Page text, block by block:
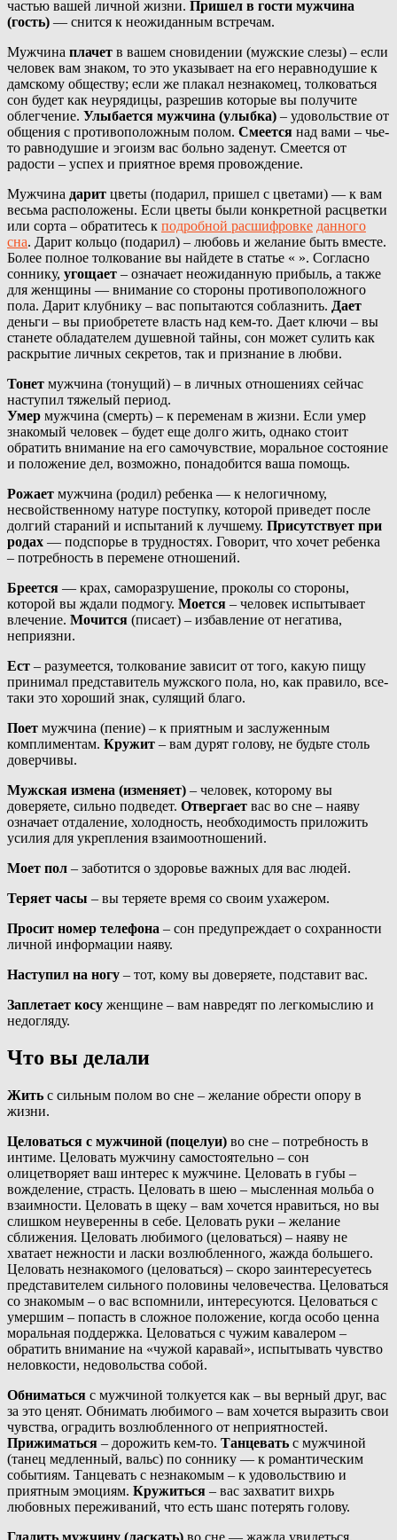
частью вашей личной жизни. Пришел в гости мужчина
(гость) — снится к неожиданным встречам.
Мужчина плачет в вашем сновидении (мужские слезы) – если
человек вам знаком, то это указывает на его неравнодушие к
дамскому обществу; если же плакал незнакомец, толковаться
сон будет как неурядицы, разрешив которые вы получите
облегчение. Улыбается мужчина (улыбка) – удовольствие от
общения с противоположным полом. Смеется над вами – чье-
то равнодушие и эгоизм вас больно заденут. Смеется от
радости – успех и приятное время провождение.
Мужчина дарит цветы (подарил, пришел с цветами) — к вам
весьма расположены. Если цветы были конкретной расцветки
или сорта – обратитесь к подробной расшифровке данного
сна. Дарит кольцо (подарил) – любовь и желание быть вместе.
Более полное толкование вы найдете в статье « ». Согласно
соннику, угощает – означает неожиданную прибыль, а также
для женщины — внимание со стороны противоположного
пола. Дарит клубнику – вас попытаются соблазнить. Дает
деньги – вы приобретете власть над кем-то. Дает ключи – вы
станете обладателем душевной тайны, сон может сулить как
раскрытие личных секретов, так и признание в любви.
Тонет мужчина (тонущий) – в личных отношениях сейчас
наступил тяжелый период.
Умер мужчина (смерть) – к переменам в жизни. Если умер
знакомый человек – будет еще долго жить, однако стоит
обратить внимание на его самочувствие, моральное состояние
и положение дел, возможно, понадобится ваша помощь.
Рожает мужчина (родил) ребенка — к нелогичному,
несвойственному натуре поступку, которой приведет после
долгий стараний и испытаний к лучшему. Присутствует при
родах — подспорье в трудностях. Говорит, что хочет ребенка
– потребность в перемене отношений.
Бреется — крах, саморазрушение, проколы со стороны,
которой вы ждали подмогу. Моется – человек испытывает
влечение. Мочится (писает) – избавление от негатива,
неприязни.
Ест – разумеется, толкование зависит от того, какую пищу
принимал представитель мужского пола, но, как правило, все-
таки это хороший знак, сулящий благо.
Поет мужчина (пение) – к приятным и заслуженным
комплиментам. Кружит – вам дурят голову, не будьте столь
доверчивы.
Мужская измена (изменяет) – человек, которому вы
доверяете, сильно подведет. Отвергает вас во сне – наяву
означает отдаление, холодность, необходимость приложить
усилия для укрепления взаимоотношений.
Моет пол – заботится о здоровье важных для вас людей.
Теряет часы – вы теряете время со своим ухажером.
Просит номер телефона – сон предупреждает о сохранности
личной информации наяву.
Наступил на ногу – тот, кому вы доверяете, подставит вас.
Заплетает косу женщине – вам навредят по легкомыслию и
недогляду.
Что вы делали
Жить с сильным полом во сне – желание обрести опору в
жизни.
Целоваться с мужчиной (поцелуи) во сне – потребность в
интиме. Целовать мужчину самостоятельно – сон
олицетворяет ваш интерес к мужчине. Целовать в губы –
вожделение, страсть. Целовать в шею – мысленная мольба о
взаимности. Целовать в щеку – вам хочется нравиться, но вы
слишком неуверенны в себе. Целовать руки – желание
сближения. Целовать любимого (целоваться) – наяву не
хватает нежности и ласки возлюбленного, жажда большего.
Целовать незнакомого (целоваться) – скоро заинтересуетесь
представителем сильного половины человечества. Целоваться
со знакомым – о вас вспомнили, интересуются. Целоваться с
умершим – попасть в сложное положение, когда особо ценна
моральная поддержка. Целоваться с чужим кавалером –
обратить внимание на «чужой каравай», испытывать чувство
неловкости, недовольства собой.
Обниматься с мужчиной толкуется как – вы верный друг, вас
за это ценят. Обнимать любимого – вам хочется выразить свои
чувства, оградить возлюбленного от неприятностей.
Прижиматься – дорожить кем-то. Танцевать с мужчиной
(танец медленный, вальс) по соннику — к романтическим
событиям. Танцевать с незнакомым – к удовольствию и
приятным эмоциям. Кружиться – вас захватит вихрь
любовных переживаний, что есть шанс потерять голову.